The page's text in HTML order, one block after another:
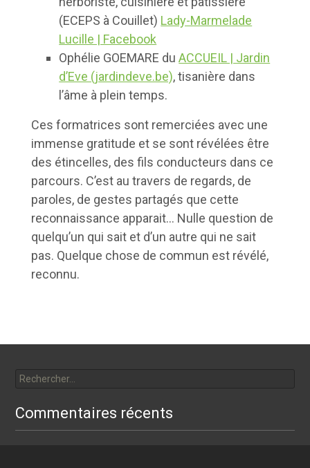
(ECEPS à Couillet) Lady-Marmelade
Lucille | Facebook
Ophélie GOEMARE duACCUEIL | Jardin
d’Eve (jardindeve.be), tisanière dans
l’âme à plein temps.
Ces formatrices sont remerciées avec une
immense gratitude et se sont révélées être
des étincelles, des fils conducteurs dans ce
parcours. C’est au travers de regards, de
paroles, de gestes partagés que cette
reconnaissance apparait… Nulle question de
quelqu’un qui sait et d’un autre qui ne sait
pas. Quelque chose de commun est révélé,
reconnu.
Commentaires récents